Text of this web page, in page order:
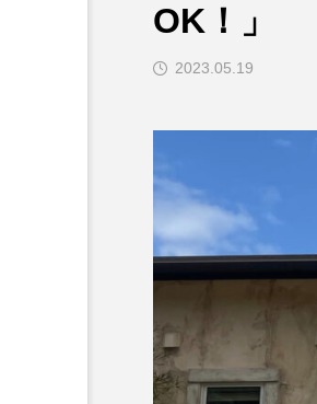
トリ
トップページ
人気の記事
メンバー
会社概要
プライバシ
OK！」
2023.05.19